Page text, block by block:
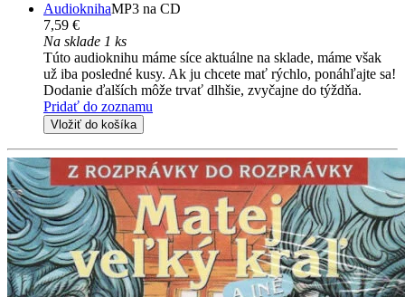
AudioknihaMP3 na CD
7,59 €
Na sklade 1 ks
Túto audioknihu máme síce aktuálne na sklade, máme však
už iba posledné kusy. Ak ju chcete mať rýchlo, ponáhľajte sa!
Dodanie ďalších môže trvať dlhšie, zvyčajne do týždňa.
Pridať do zoznamu
Vložiť do košíka